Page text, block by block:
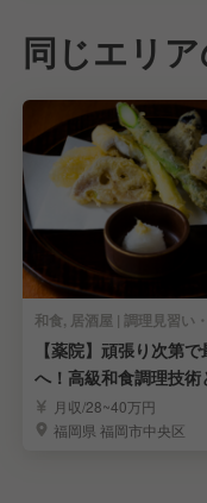
同じエリ
和食, 居酒屋 | 調理見習い
【薬院】頑張り次第
へ！高級和食調理技術
キルを習得
月収/28~40万円
福岡県 福岡市中央区